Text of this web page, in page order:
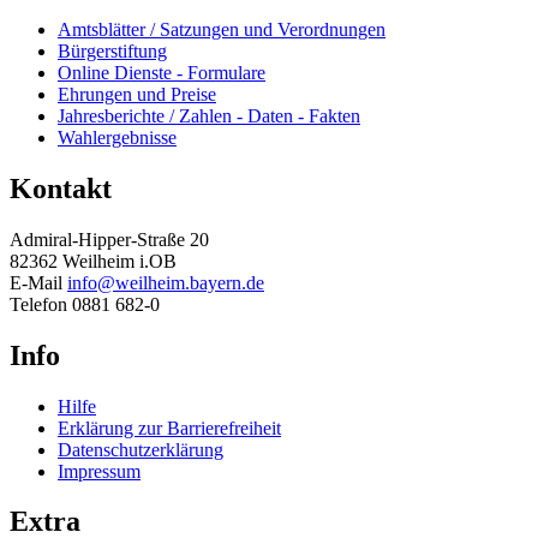
Amtsblätter / Satzungen und Verordnungen
Bürgerstiftung
Online Dienste - Formulare
Ehrungen und Preise
Jahresberichte / Zahlen - Daten - Fakten
Wahlergebnisse
Kontakt
Admiral-Hipper-Straße 20
82362 Weilheim i.OB
E-Mail info@weilheim.bayern.de
Telefon 0881 682-0
Info
Hilfe
Erklärung zur Barrierefreiheit
Datenschutzerklärung
Impressum
Extra